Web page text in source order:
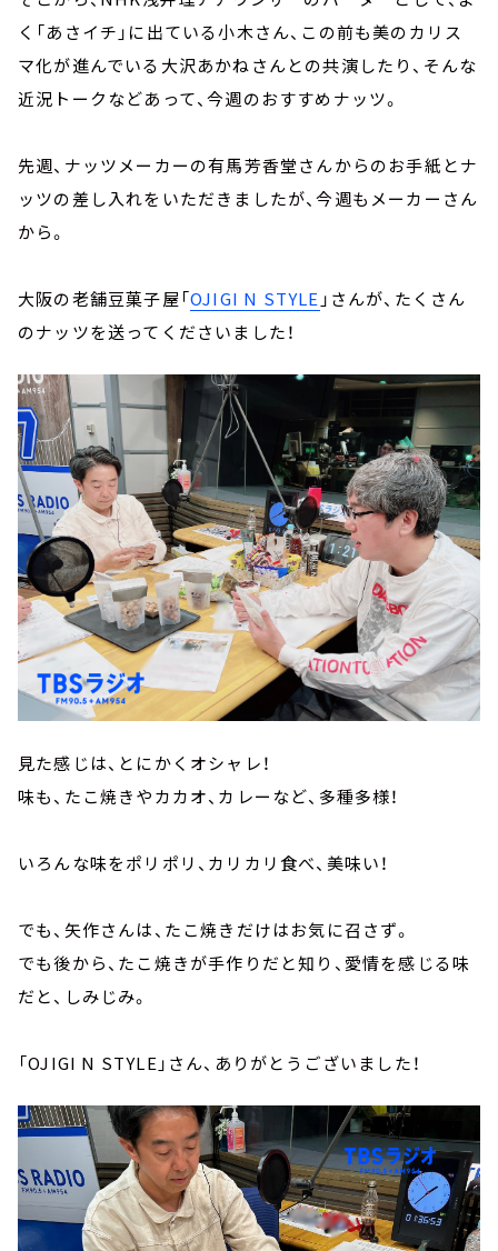
く「あさイチ」に出ている小木さん、この前も美のカリス
マ化が進んでいる大沢あかねさんとの共演したり、そんな
近況トークなどあって、今週のおすすめナッツ。
先週、ナッツメーカーの有馬芳香堂さんからのお手紙とナ
ッツの差し入れをいただきましたが、今週もメーカーさん
から。
大阪の老舗豆菓子屋「OJIGI N STYLE 」さんが、たくさん
のナッツを送ってくださいました！
見た感じは、とにかくオシャレ！
味も、たこ焼きやカカオ、カレーなど、多種多様！
いろんな味をポリポリ、カリカリ食べ、美味い！
でも、矢作さんは、たこ焼きだけはお気に召さず。
でも後から、たこ焼きが手作りだと知り、愛情を感じる味
だと、しみじみ。
「OJIGI N STYLE」さん、ありがとうございました！